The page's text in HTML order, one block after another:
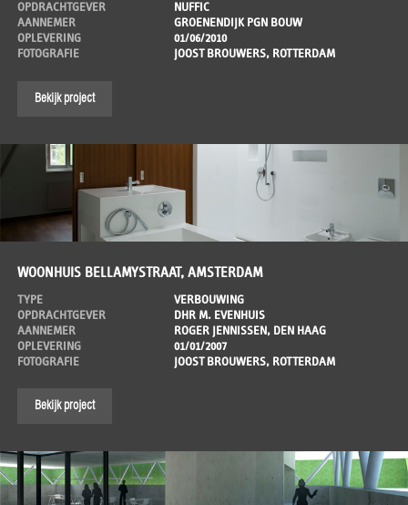
OPDRACHTGEVER
NUFFIC
AANNEMER
GROENENDIJK PGN BOUW
OPLEVERING
01/06/2010
FOTOGRAFIE
JOOST BROUWERS, ROTTERDAM
Bekijk project
WOONHUIS BELLAMYSTRAAT, AMSTERDAM
TYPE
VERBOUWING
OPDRACHTGEVER
DHR M. EVENHUIS
AANNEMER
ROGER JENNISSEN, DEN HAAG
OPLEVERING
01/01/2007
FOTOGRAFIE
JOOST BROUWERS, ROTTERDAM
Bekijk project